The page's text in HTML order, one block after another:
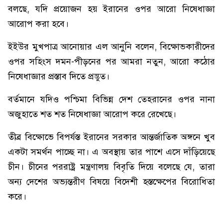
বলছে, যদি প্রয়োজন হয় ইরানের ওপর আরো নিষেধাজ্ঞা
আরোপ করা হবে।
ইইউর মুখপাত্র আনোয়ার এল আনুনি বলেন, বিক্ষোভকারীদের
ওপর সহিংস দমন-পীড়নের পর আমরা নতুন, আরো কঠোর
নিষেধাজ্ঞার প্রস্তাব দিতে প্রস্তুত।
বর্তমানে যদিও পশ্চিমা বিভিন্ন দেশ তেহরানের ওপর নানা
অজুহাতে শত শত নিষেধাজ্ঞা আরোপ করে রেখেছে।
তীব্র বিক্ষোভে বিপর্যস্ত ইরানের সরকার আন্তর্জাতিক অঙ্গনে খুব
একটা সমর্থন পাচ্ছে না। এ অবস্থায় তার পাশে এসে দাঁড়িয়েছে
চীন। চীনের পররাষ্ট্র মন্ত্রণালয় বিবৃতি দিয়ে বলেছে যে, তারা
অন্য দেশের অভ্যন্তরীণ বিষয়ে বিদেশী হস্তক্ষেপের বিরোধিতা
করে।